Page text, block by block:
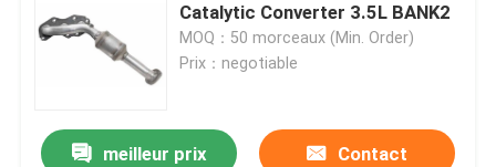
Catalytic Converter 3.5L BANK2
MOQ：50 morceaux (Min. Order)
Prix：negotiable
meilleur prix Contact